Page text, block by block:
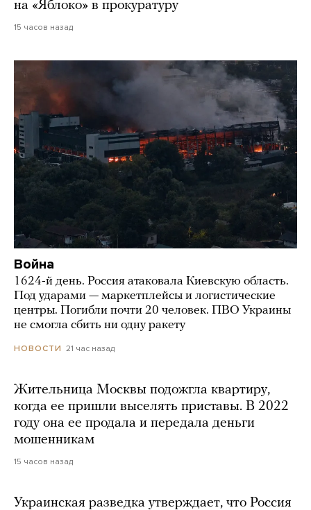
на «Яблоко» в прокуратуру
15 часов назад
Война
1624-й день. Россия атаковала Киевскую область.
Под ударами — маркетплейсы и логистические
центры. Погибли почти 20 человек. ПВО Украины
не смогла сбить ни одну ракету
НОВОСТИ 21 час назад
Жительница Москвы подожгла квартиру,
когда ее пришли выселять приставы. В 2022
году она ее продала и передала деньги
мошенникам
15 часов назад
Украинская разведка утверждает, что Россия